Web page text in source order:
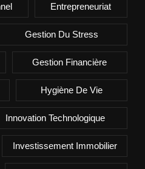
Entrepreneuriat
Gestion Du Stress
Gestion Financière
Hygiène De Vie
Innovation Technologique
Investissement Immobilier